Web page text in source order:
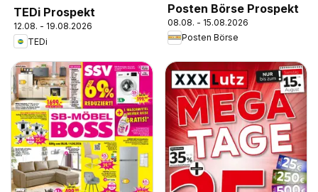
TEDi Prospekt
12.08. - 19.08.2026
TEDi
Posten Börse Prospekt
08.08. - 15.08.2026
Posten Börse